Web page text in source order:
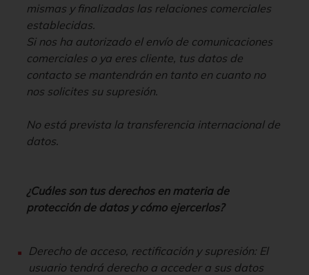
mismas y finalizadas las relaciones comerciales
establecidas.
Si nos ha autorizado el envío de comunicaciones
comerciales o ya eres cliente, tus datos de
contacto se mantendrán en tanto en cuanto no
nos solicites su supresión.
No está prevista la transferencia internacional de
datos.
¿Cuáles son tus derechos en materia de
protección de datos y cómo ejercerlos?
Derecho de acceso, rectificación y supresión: El
usuario tendrá derecho a acceder a sus datos